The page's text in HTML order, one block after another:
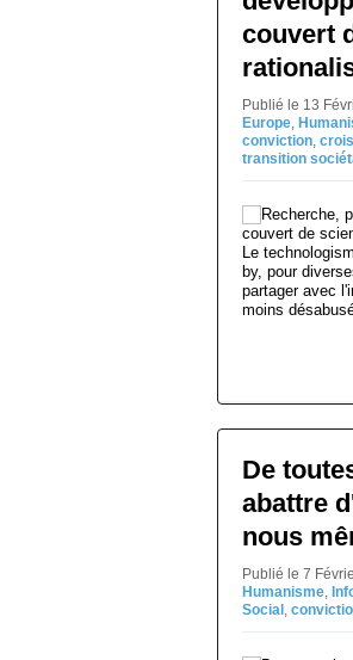
couvert
Publié le 13
Europe,
conviction,
transition
Le
by, pour
partager avec
moins
De
abattre
nous
Publié le 7
Humanisme,
Social ,